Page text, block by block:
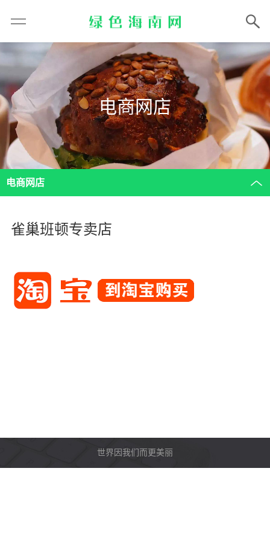
电商网店
电商网店
雀巢班顿专卖店
世界因我们而更美丽